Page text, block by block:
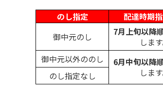
のし指定
配達時期
御中元のし
7月上旬以降
します
御中元以外ののし 6月中旬以降
します
のし指定なし